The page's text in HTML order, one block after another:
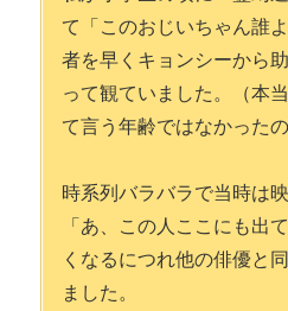
て「このおじいちゃん誰
者を早くキョンシーから
って観ていました。（本
て言う年齢ではなかったの
時系列バラバラで当時は
「あ、この人ここにも出
くなるにつれ他の俳優と
ました。